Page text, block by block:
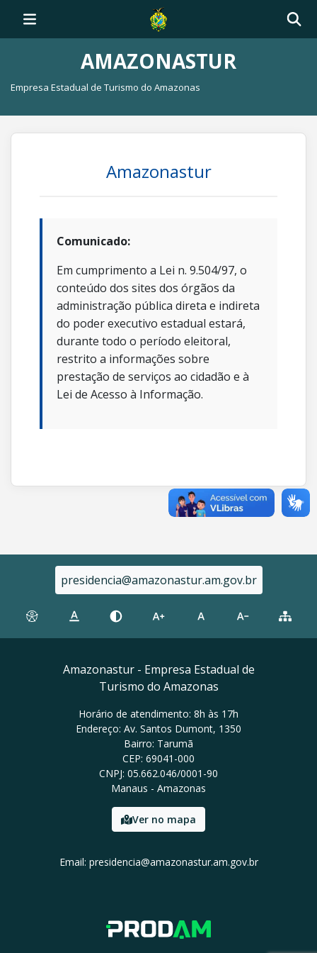
AMAZONASTUR
Empresa Estadual de Turismo do Amazonas
Amazonastur
Comunicado:
Em cumprimento a Lei n. 9.504/97, o
conteúdo dos sites dos órgãos da
administração pública direta e indireta
do poder executivo estadual estará,
durante todo o período eleitoral,
restrito a informações sobre
prestação de serviços ao cidadão e à
Lei de Acesso à Informação.
presidencia@amazonastur.am.gov.br
Amazonastur - Empresa Estadual de
Turismo do Amazonas
Horário de atendimento: 8h às 17h
Endereço: Av. Santos Dumont, 1350
Bairro: Tarumã
CEP: 69041-000
CNPJ: 05.662.046/0001-90
Manaus - Amazonas
Ver no mapa
Email: presidencia@amazonastur.am.gov.br